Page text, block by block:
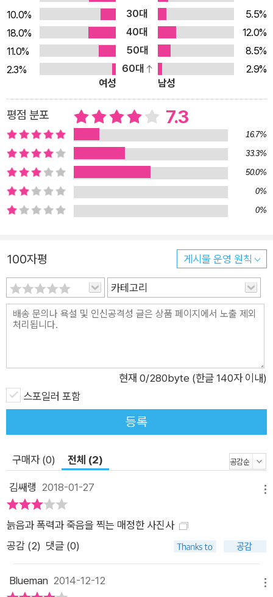
10.0%
30대
5.5%
18.0%
40대
12.0%
11.0%
50대
8.5%
2.3%
60대
2.9%
여성
남성
평점 분포 7.3
16.7%
33.3%
50.0%
0%
0%
100자평 게시물 운영 원칙
카테고리
현재 0/280byte (한글 140자 이내)
스포일러 포함
등록
구매자 (0) 전체 (2)
김쌔랭 2018-01-27
늙음과 폭력과 죽음을 찍는 매정한 사진사
공감 (2) 댓글 (0)
Blueman 2014-12-12